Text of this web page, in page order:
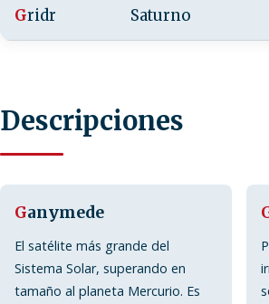
Gridr Saturno
Descripciones
Ganymede
El satélite más grande del
Sistema Solar, superando en
tamaño al planeta Mercurio. Es